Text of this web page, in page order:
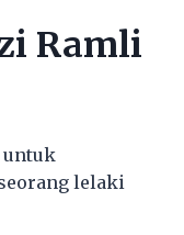
Ramli
untuk
lelaki